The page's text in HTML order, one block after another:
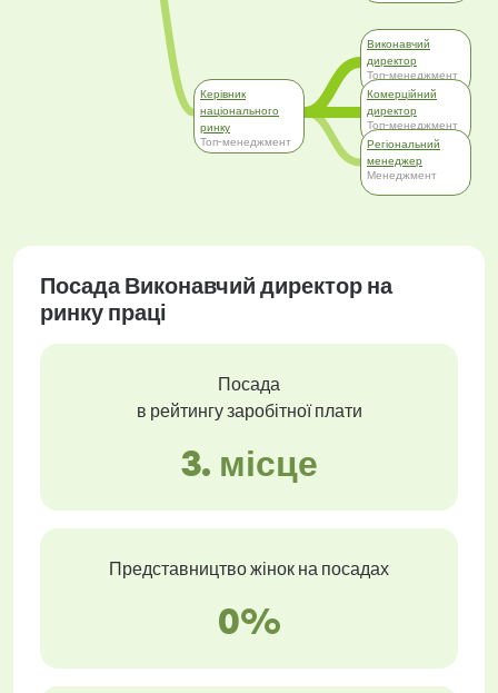
Керівник
національного
ринку
Топ-менеджмент
Виконавчий
директор
Топ-менеджмент
Комерційний
директор
Топ-менеджмент
Регіональний
менеджер
Менеджмент
Посада Виконавчий директор на
ринку праці
Посада
в рейтингу заробітної плати
3. місце
Представництво жінок на посадах
0%